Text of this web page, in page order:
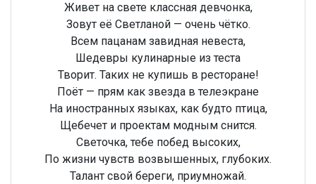
Живет на свете классная девчонка,
Зовут её Светланой — очень чётко.
Всем пацанам завидная невеста,
Шедевры кулинарные из теста
Творит. Таких не купишь в ресторане!
Поёт — прям как звезда в телеэкране
На иностранных языках, как будто птица,
Щебечет и проектам модным снится.
Светочка, тебе побед высоких,
По жизни чувств возвышенных, глубоких.
Талант свой береги, приумножай.